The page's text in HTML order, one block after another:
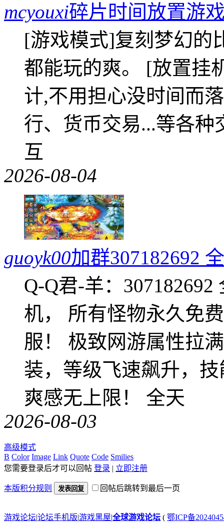
mcyouxi碎片时间放置游
[游戏模式]复刻梦幻的
都能玩的爽。 [放置挂
计,不用担心没时间而
行、货币交易...等各
互
2026-08-04
guoyk00加群307182692
Q-Q君-羊：
机， 所有怪物永久免
服！ 极致网游属性拉
装，等级飞速飙升，
爽感无上限！ 全天
2026-08-03
高级模式
B Color Image Link Quote Code Smilies
您需要登录后才可以回帖 登录 | 立即注册
本版积分规则 发表回复 回帖后跳转到最后一页
游戏论坛|论坛手机版|游戏黑屋|全球游戏论坛 ( 鄂ICP备